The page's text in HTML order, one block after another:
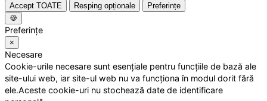
Accept TOATE Resping opționale
Preferințe
🍪
Preferințe
×
Necesare
Cookie-urile necesare sunt esențiale pentru funcțiile de bază ale
site-ului web, iar site-ul web nu va funcționa în modul dorit fără
ele.Aceste cookie-uri nu stochează date de identificare